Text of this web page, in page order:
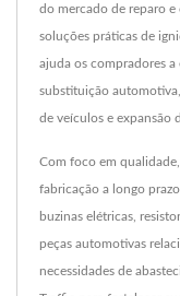
do mercado de reparo
soluções práticas de
ajuda os compradores
substituição
de veículos e expansão
Com foco em
fabricação a longo
buzinas elétricas,
peças automotivas
necessidades de